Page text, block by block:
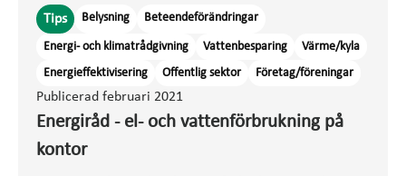
Publicerad februari 2021
Energiråd - el- och vattenförbrukning på
kontor
Tips Belysning Beteendeförändringar
Energi- och klimatrådgivning Vattenbesparing
Värme/kyla
Energieffektivisering
Offentlig sektor Företag/föreningar